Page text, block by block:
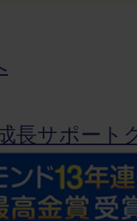
長サポート